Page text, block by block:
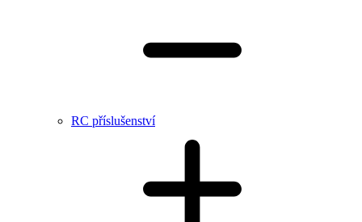
RC příslušenství